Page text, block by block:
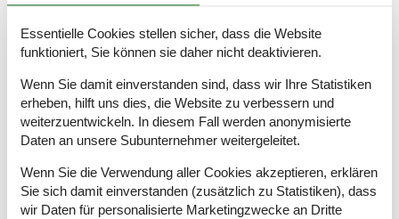
Das 2.250 m² große Grundstück ist von Heidekraut, Wildrosen
und Kiefern umgeben und bietet Privatsphäre sowie eine
herrliche Kulisse für Aktivitäten im Freien. Auf der Terrasse
finden Sie Gartenmöbel, Liegestühle und einen Gasgrill, die zu
gemütlichen Sommerabenden unter freiem Himmel einladen.
Die Lage ist ideal: Das Haus liegt nur wenige Kilometer von
Søndervig entfernt, wo Sie Geschäfte, Cafés, Restaurants und
Minuten mit dem Auto Ringkøbing mit seinen charmanten
Straßen und zahlreichen Aktivitäten das ganze Jahr über.
Essentielle Cookies stellen sicher, dass die Website
funktioniert, Sie können sie daher nicht deaktivieren.
Wenn Sie damit einverstanden sind, dass wir Ihre Statistiken
erheben, hilft uns dies, die Website zu verbessern und
weiterzuentwickeln. In diesem Fall werden anonymisierte
Daten an unsere Subunternehmer weitergeleitet.
Wenn Sie die Verwendung aller Cookies akzeptieren, erklären
Sie sich damit einverstanden (zusätzlich zu Statistiken), dass
wir Daten für personalisierte Marketingzwecke an Dritte